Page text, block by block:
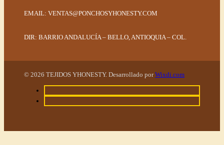
EMAIL: VENTAS@PONCHOSYHONESTY.COM
DIR: BARRIO ANDALUCÍA – BELLO, ANTIOQUIA – COL.
© 2026 TEJIDOS YHONESTY. Desarrollado porWixdi.com